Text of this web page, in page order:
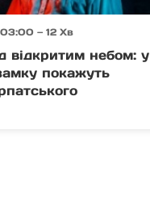
— 12 Хв
відкритим небом: у
покажуть